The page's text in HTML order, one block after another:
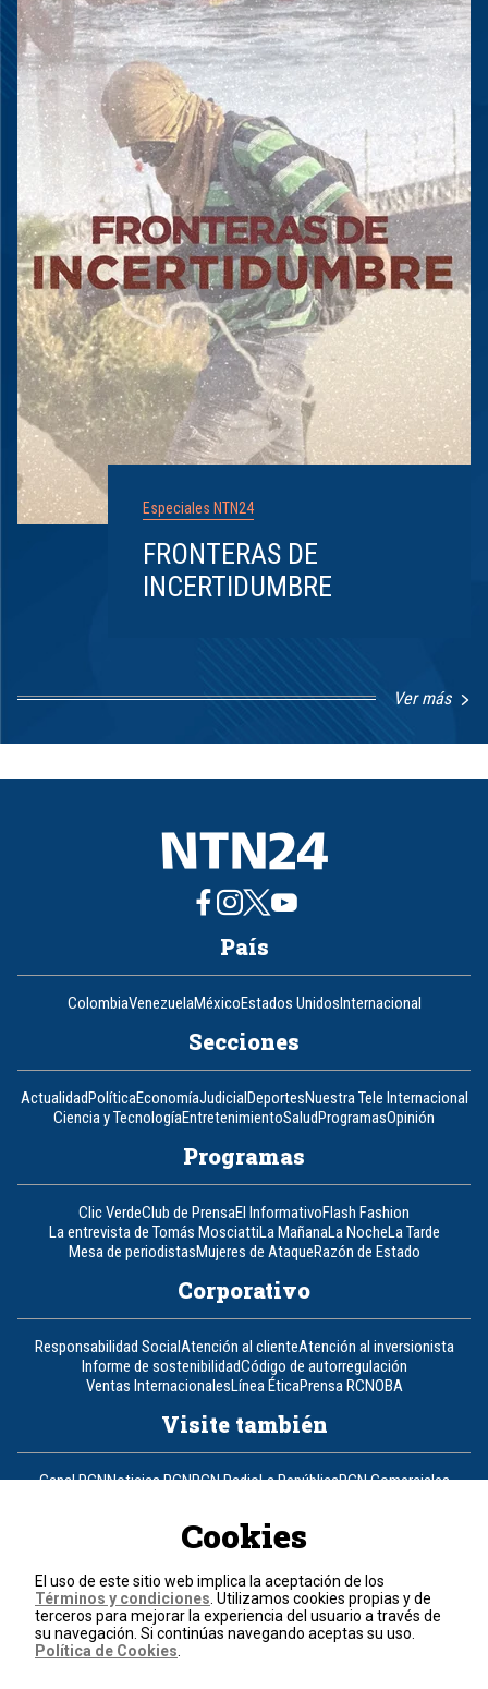
Especiales NTN24
FRONTERAS DE
INCERTIDUMBRE
Ver más
8
País
ColombiaVenezuelaMéxicoEstados UnidosInternacional
Secciones
ActualidadPolíticaEconomíaJudicialDeportesNuestra Tele Internacional
Ciencia y TecnologíaEntretenimientoSaludProgramasOpinión
Programas
Clic VerdeClub de PrensaEl InformativoFlash Fashion
La entrevista de Tomás MosciattiLa MañanaLa NocheLa Tarde
Mesa de periodistasMujeres de AtaqueRazón de Estado
Corporativo
Responsabilidad SocialAtención al clienteAtención al inversionista
Informe de sostenibilidadCódigo de autorregulación
Ventas InternacionalesLínea ÉticaPrensa RCNOBA
Visite también
Canal RCNNoticias RCNRCN RadioLa RepúblicaRCN Comerciales
Un producto de RCN Televisión
Contáctenos
Teléfono+57 (601) 426 92 92
Cookies
El uso de este sitio web implica la aceptación de los
Términos y condiciones . Utilizamos cookies propias y de
terceros para mejorar la experiencia del usuario a través de
su navegación. Si continúas navegando aceptas su uso.
Política de Cookies